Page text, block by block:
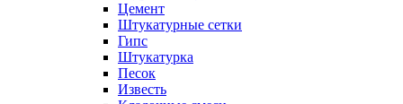
Цемент
Штукатурные сетки
Гипс
Штукатурка
Песок
Известь